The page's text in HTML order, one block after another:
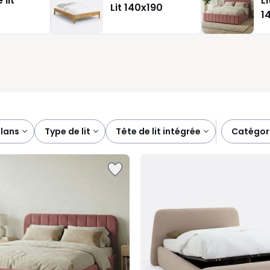
clair pour une ambiance sobre, tissu doux pour un effet
choisissez ainsi la couleur et le rendu qui s’accordent
lieu harmonieux et pratique jour après jour.
Lit 140x190
type de lit tête de lit intégrée